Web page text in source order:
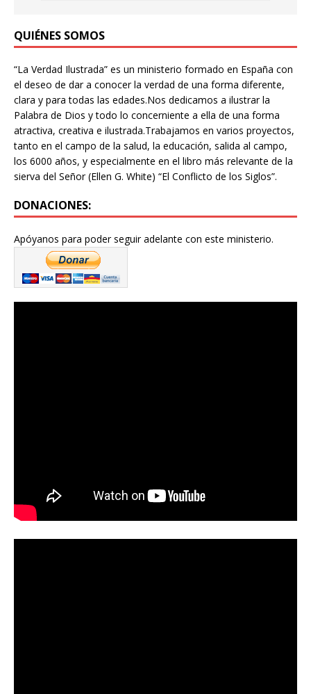
QUIÉNES SOMOS
“La Verdad Ilustrada” es un ministerio formado en España con
el deseo de dar a conocer la verdad de una forma diferente,
clara y para todas las edades.Nos dedicamos a ilustrar la
Palabra de Dios y todo lo concerniente a ella de una forma
atractiva, creativa e ilustrada.Trabajamos en varios proyectos,
tanto en el campo de la salud, la educación, salida al campo,
los 6000 años, y especialmente en el libro más relevante de la
sierva del Señor (Ellen G. White) “El Conflicto de los Siglos”.
DONACIONES:
Apóyanos para poder seguir adelante con este ministerio.